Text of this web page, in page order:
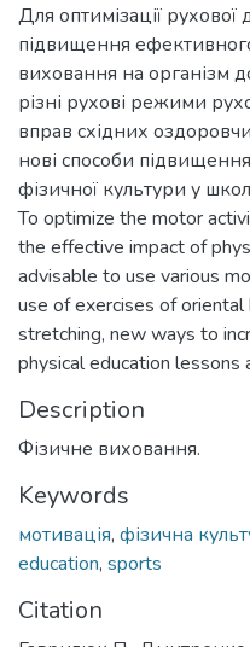
Для оптимізації рухової
підвищення
виховання на організм
різні рухові режими
вправ східних
нові способи
фізичної культури у
To optimize the motor
the effective impact of
advisable to use various
use of exercises of
stretching, new ways to
physical education lessons
Description
Фізичне виховання.
Keywords
мотивація, фізична
education, sports
Citation